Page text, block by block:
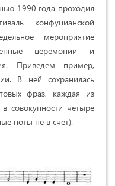
1990 года проходил
конфуцианской
мероприятие
церемонии и
Приведём пример,
В ней сохранилась
фраз, каждая из
совокупности четыре
ноты не в счет).